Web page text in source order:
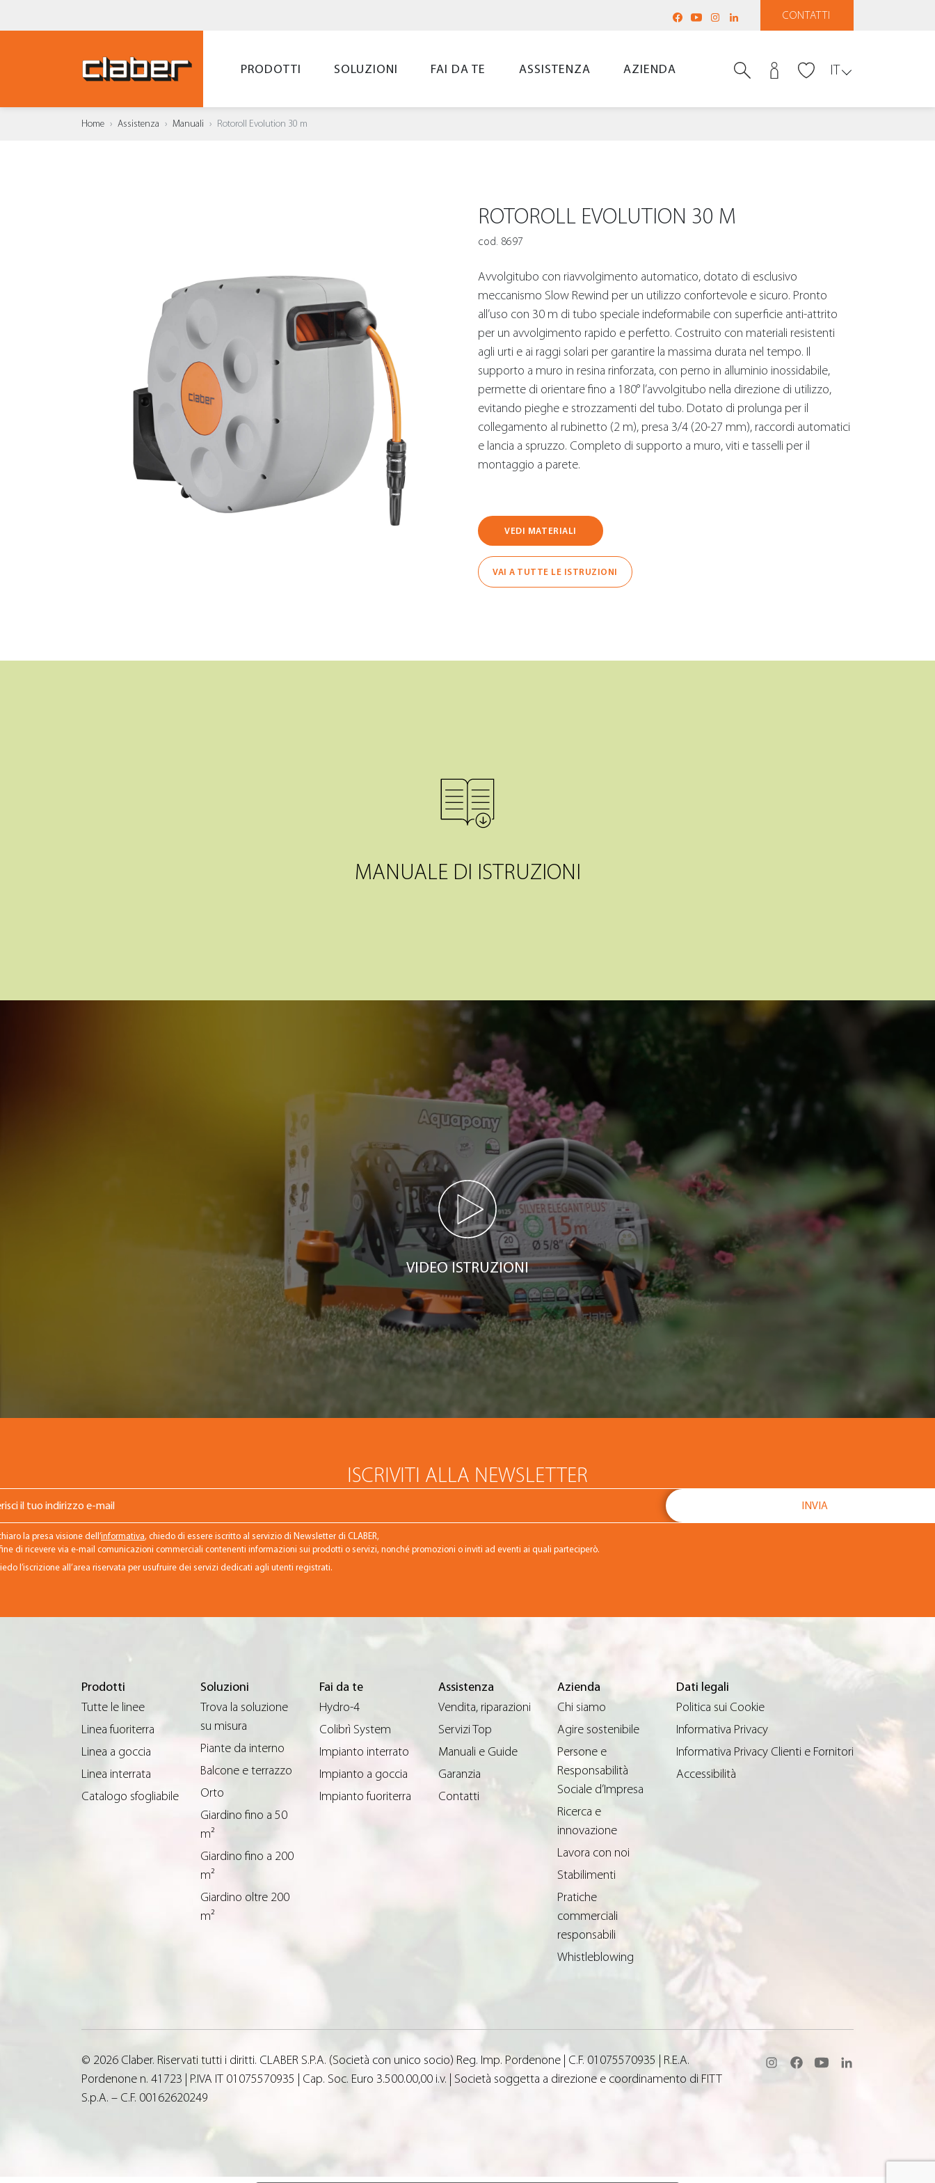
CONTATTI
PRODOTTI SOLUZIONI FAI DA TE ASSISTENZA AZIENDA IT
Home Assistenza Manuali Rotoroll Evolution 30 m
ROTOROLL EVOLUTION 30 M
cod. 8697
Avvolgitubo con riavvolgimento automatico, dotato di esclusivo
meccanismo Slow Rewind per un utilizzo confortevole e sicuro. Pronto
all’uso con 30 m di tubo speciale indeformabile con superficie anti-attrito
per un avvolgimento rapido e perfetto. Costruito con materiali resistenti
agli urti e ai raggi solari per garantire la massima durata nel tempo. Il
supporto a muro in resina rinforzata, con perno in alluminio inossidabile,
permette di orientare fino a 180° l’avvolgitubo nella direzione di utilizzo,
evitando pieghe e strozzamenti del tubo. Dotato di prolunga per il
collegamento al rubinetto (2 m), presa 3/4 (20-27 mm), raccordi automatici
e lancia a spruzzo. Completo di supporto a muro, viti e tasselli per il
montaggio a parete.
VEDI MATERIALI
VAI A TUTTE LE ISTRUZIONI
MANUALE DI ISTRUZIONI
VIDEO ISTRUZIONI
ISCRIVITI ALLA NEWSLETTER
la presa visione dell’informativa, chiedo di essere iscritto al servizio di Newsletter di CLABER,
di ricevere via e-mail comunicazioni commerciali contenenti informazioni sui prodotti o servizi, nonché promozioni o inviti ad eventi ai quali parteciperò.
l’iscrizione all’area riservata per usufruire dei servizi dedicati agli utenti registrati.
Prodotti
Tutte le linee
Linea fuoriterra
Linea a goccia
Linea interrata
Catalogo sfogliabile
Soluzioni
Trova la soluzione
su misura
Piante da interno
Balcone e terrazzo
Orto
Giardino fino a 50
m²
Giardino fino a 200
m²
Giardino oltre 200
m²
Fai da te
Hydro-4
Colibrì System
Impianto interrato
Impianto a goccia
Impianto fuoriterra
Assistenza
Vendita, riparazioni
Servizi Top
Manuali e Guide
Garanzia
Contatti
Azienda
Chi siamo
Agire sostenibile
Persone e
Responsabilità
Sociale d’Impresa
Ricerca e
innovazione
Lavora con noi
Stabilimenti
Pratiche
commerciali
responsabili
Whistleblowing
Dati legali
Politica sui Cookie
Informativa Privacy
Informativa Privacy Clienti e Fornitori
Accessibilità
© 2026 Claber. Riservati tutti i diritti. CLABER S.P.A. (Società con unico socio) Reg. Imp. Pordenone | C.F. 01075570935 | R.E.A.
Pordenone n. 41723 | P.IVA IT 01075570935 | Cap. Soc. Euro 3.500.00,00 i.v. | Società soggetta a direzione e coordinamento di FITT
S.p.A. – C.F. 00162620249